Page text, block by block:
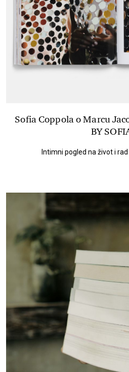
Sofia Coppola o Marcu
BY
Intimni pogled na život i